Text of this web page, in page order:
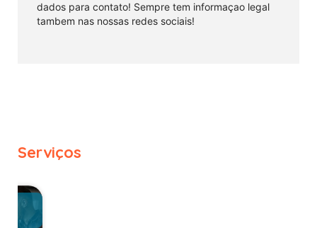
dados para contato! Sempre tem informaçao legal
tambem nas nossas redes sociais!
Serviços